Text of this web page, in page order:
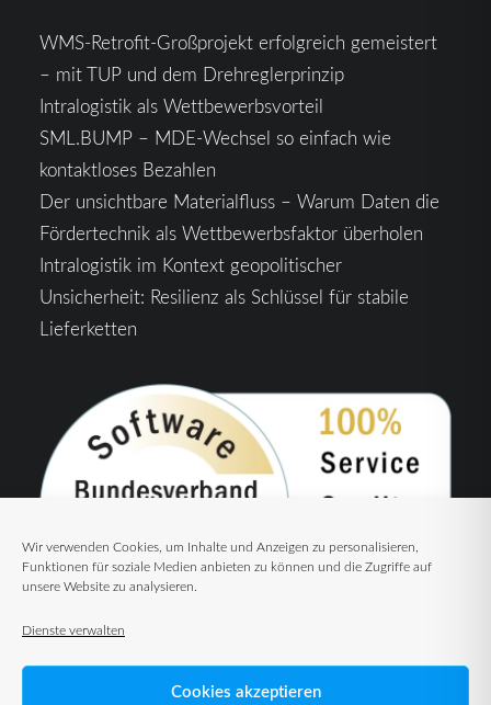
Wir verwenden Cookies, um Inhalte und Anzeigen zu personalisieren,
Funktionen für soziale Medien anbieten zu können und die Zugriffe auf
unsere Website zu analysieren.
Dienste verwalten
Cookies akzeptieren
WMS-Retrofit-Großprojekt erfolgreich gemeistert
– mit TUP und dem Drehreglerprinzip
Intralogistik als Wettbewerbsvorteil
SML.BUMP – MDE-Wechsel so einfach wie
kontaktloses Bezahlen
Der unsichtbare Materialfluss – Warum Daten die
Fördertechnik als Wettbewerbsfaktor überholen
Intralogistik im Kontext geopolitischer
Unsicherheit: Resilienz als Schlüssel für stabile
Lieferketten